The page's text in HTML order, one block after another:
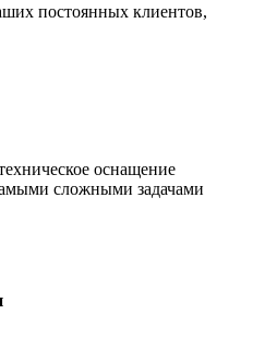
постоянных клиентов,
оснащение
сложными задачами